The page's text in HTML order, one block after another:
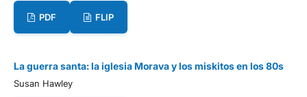
PDF FLIP
La guerra santa: la iglesia Morava y los miskitos en los 80s
Susan Hawley